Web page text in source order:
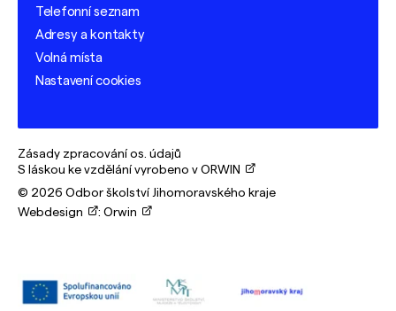
Telefonní seznam
Adresy a kontakty
Volná místa
Nastavení cookies
Zásady zpracování os. údajů
S láskou ke vzdělání vyrobeno v ORWIN
© 2026 Odbor školství Jihomoravského kraje
Webdesign
: Orwin